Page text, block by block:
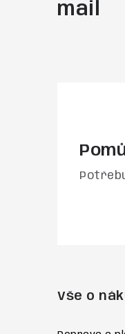
mail
Vše o